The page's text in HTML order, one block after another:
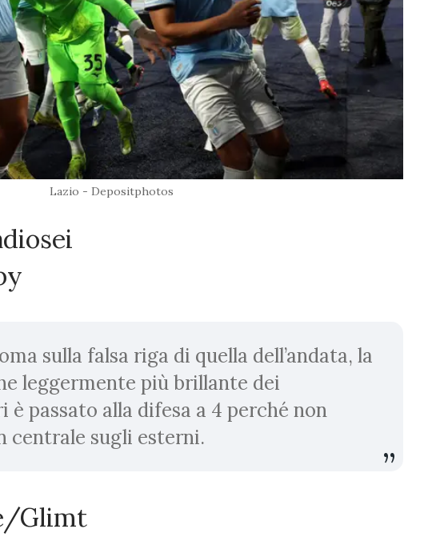
Lazio - Depositphotos
sulla falsa riga di quella dell’andata, la
leggermente più brillante dei
è passato alla difesa a 4 perché non
centrale sugli esterni.
Glimt